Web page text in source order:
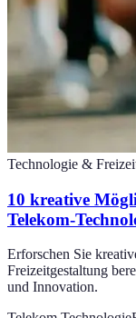
Technologie &
10 kreative
Telekom-
Erforschen Sie
Freizeitgestaltung
und Innovation.